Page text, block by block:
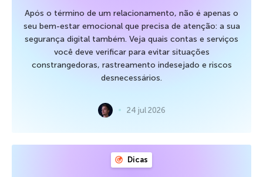
Após o término de um relacionamento, não é apenas o
seu bem-estar emocional que precisa de atenção: a sua
segurança digital também. Veja quais contas e serviços
você deve verificar para evitar situações
constrangedoras, rastreamento indesejado e riscos
desnecessários.
24 jul 2026
Dicas